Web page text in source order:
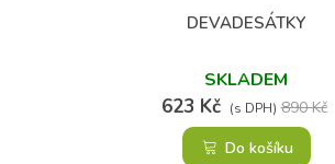
DEVADESÁTKY
SKLADEM
623 Kč (s DPH) 890 Kč
Do košíku